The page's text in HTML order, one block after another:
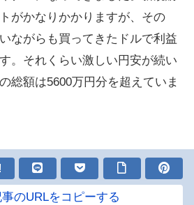
がかなりかかりますが、その
ながらも買ってきたドルで利益
。それくらい激しい円安が続い
総額は5600万円分を超えていま
のURLをコピーする